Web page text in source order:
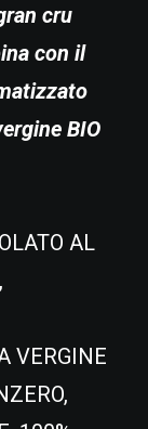
cru
con il
BIO
AL
VERGINE